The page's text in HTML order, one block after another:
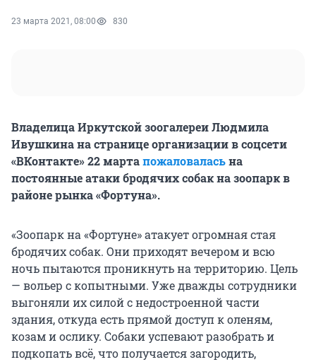
23 марта 2021, 08:00 830
Владелица Иркутской зоогалереи Людмила
Ивушкина на странице организации в соцсети
«ВКонтакте» 22 мартапожаловаласьна
постоянные атаки бродячих собак на зоопарк в
районе рынка «Фортуна».
«Зоопарк на «Фортуне» атакует огромная стая
бродячих собак. Они приходят вечером и всю
ночь пытаются проникнуть на территорию. Цель
— вольер с копытными. Уже дважды сотрудники
выгоняли их силой с недостроенной части
здания, откуда есть прямой доступ к оленям,
козам и ослику. Собаки успевают разобрать и
подкопать всё, что получается загородить,